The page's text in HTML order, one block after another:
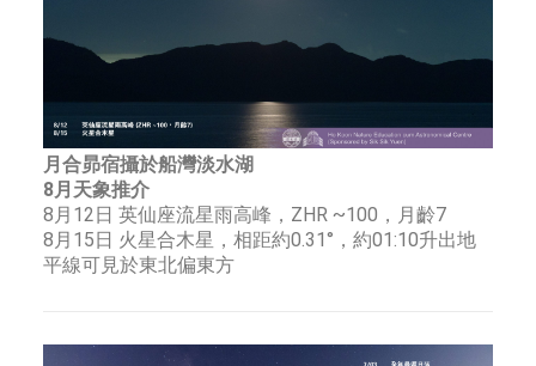
月合昴宿攝於船灣淡水湖
8月天象推介
8月12日 英仙座流星雨高峰，ZHR ~100，月齡7
8月15日 火星合木星，相距約0.31°，約01:10升出地
平線可見於東北偏東方